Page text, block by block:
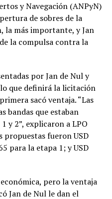
y Navegación (ANPyN)
de sobres de la
la más importante, y Jan
la compulsa contra la
por Jan de Nul y
que definirá la licitación
sacó ventaja. “Las
bandas que estaban
y 2”, explicaron a LPO
propuestas fueron USD
para la etapa 1; y USD
pero la ventaja
Jan de Nul le dan el